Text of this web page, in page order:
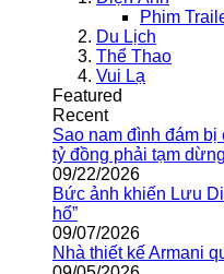
Phim
Du Lịch
Thể Thao
Vui Lạ
Featured
Recent
Sao nam đình đám bị
tỷ đồng phải tạm dừng
09/22/2026
Bức ảnh khiến Lưu
hổ”
09/07/2026
Nhà thiết kế Armani